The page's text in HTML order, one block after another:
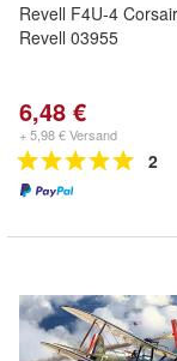
Revell F4U-4
Revell 03955
6,48 €
+ 5,98 € Versand
2